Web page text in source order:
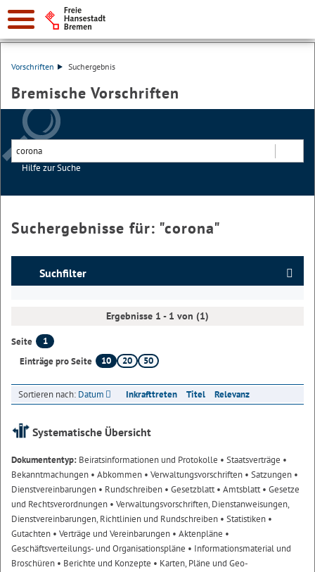
Vorschriften Suchergebnis
Bremische Vorschriften
Hilfe zur Suche
Suchergebnisse für: "corona"
Suchfilter
Ergebnisse 1 - 1 von (1)
Seite
1
Einträge pro Seite
10 20 50
Sortieren nach: Datum Inkrafttreten Titel Relevanz
Systematische Übersicht
Dokumententyp: Beiratsinformationen und Protokolle • Staatsverträge •
Bekanntmachungen • Abkommen • Verwaltungsvorschriften • Satzungen •
Dienstvereinbarungen • Rundschreiben • Gesetzblatt• Amtsblatt• Gesetze
und Rechtsverordnungen • Verwaltungsvorschriften, Dienstanweisungen,
Dienstvereinbarungen, Richtlinien und Rundschreiben • Statistiken •
Gutachten • Verträge und Vereinbarungen • Aktenpläne •
Geschäftsverteilungs- und Organisationspläne • Informationsmaterial und
Broschüren • Berichte und Konzepte • Karten, Pläne und Geo-